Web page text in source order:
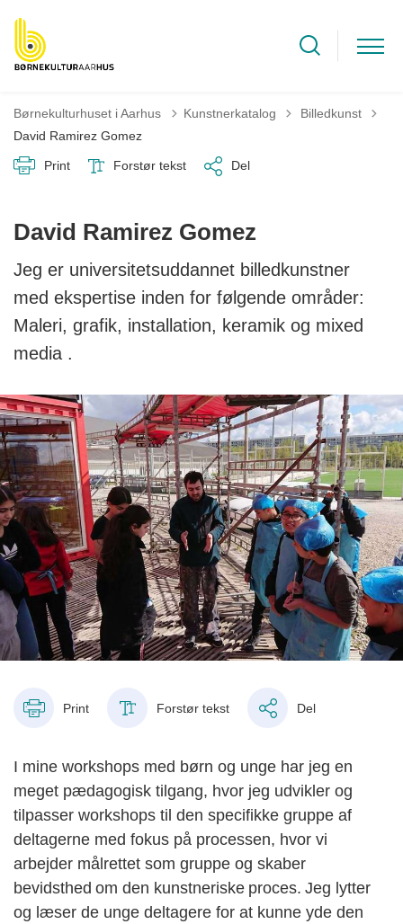
Børnekulturhuset i Aarhus Kunstnerkatalog Tilbage til
Billedkunst
David Ramirez Gomez
Print Forstør tekst Del
David Ramirez Gomez
Jeg er universitetsuddannet billedkunstner
med ekspertise inden for følgende områder:
Maleri, grafik, installation, keramik og mixed
media .
Print Forstør tekst Del
I mine workshops med børn og unge har jeg en
meget pædagogisk tilgang, hvor jeg udvikler og
tilpasser workshops til den specifikke gruppe af
deltagerne med fokus på processen, hvor vi
arbejder målrettet som gruppe og skaber
bevidsthed om den kunstneriske proces. Jeg lytter
og læser de unge deltagere for at kunne yde den